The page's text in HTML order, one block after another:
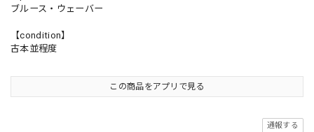
ブルース・ウェーバー
【condition】
古本並程度
この商品をアプリで見る
通報する